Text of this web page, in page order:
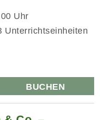
Uhr
Unterrichtseinheiten
BUCHEN